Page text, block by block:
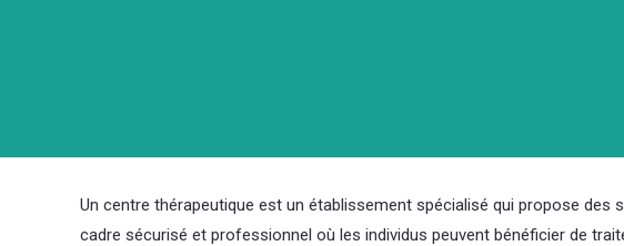
Un centre thérapeutique est un établissement spécialisé qui propose
cadre sécurisé et professionnel où les individus peuvent bénéficier de